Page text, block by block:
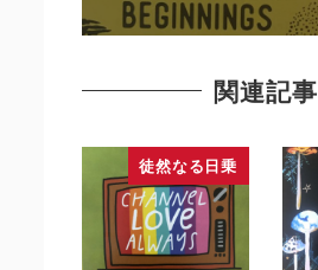
関連記事
徒然なる日乗